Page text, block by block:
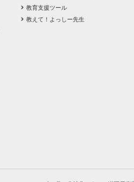
教育支援ツール
教えて！よっしー先生